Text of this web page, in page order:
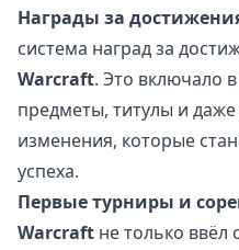
Награды за
система наград за
Warcraft. Это включало
предметы, титулы и
изменения, которые
успеха.
Первые турниры и
Warcraft не только ввёл